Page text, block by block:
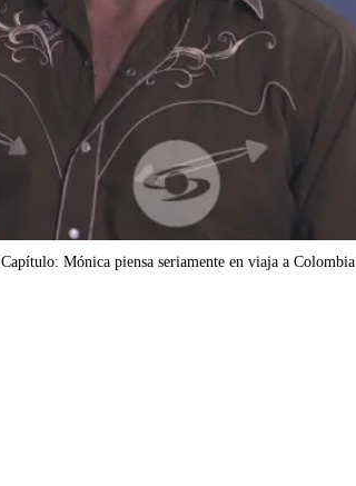
Capítulo: Mónica piensa seriamente en viaja a Colombia